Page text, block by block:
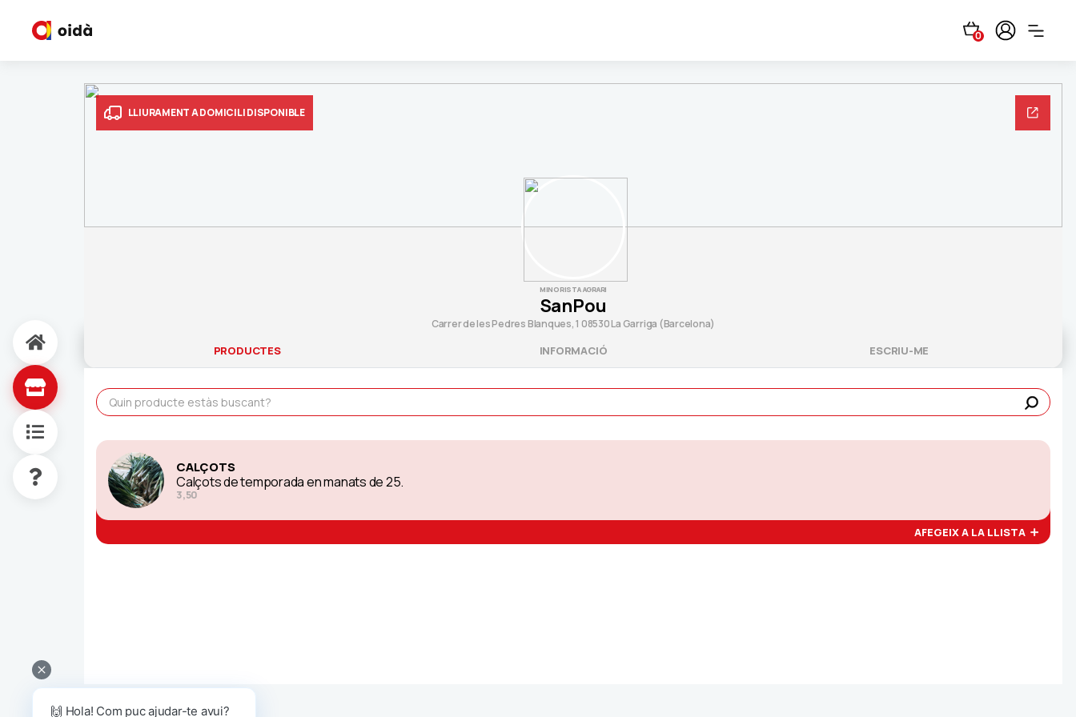
0
LLIURAMENT A DOMICILI DISPONIBLE
MINORISTA AGRARI
SanPou
Carrer de les Pedres Blanques, 1 08530 La Garriga (Barcelona)
PRODUCTES INFORMACIÓ ESCRIU-ME
CALÇOTS
Calçots de temporada en manats de 25.
3,50
AFEGEIX A LA LLISTA
🙌 Hola! Com puc ajudar-te avui?